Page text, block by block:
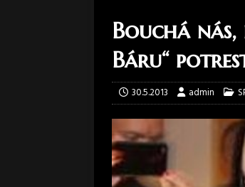
Bouchá
Báru“
30.5.2013 admin